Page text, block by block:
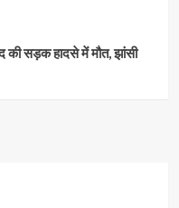
सड़क हादसे में मौत, झांसी